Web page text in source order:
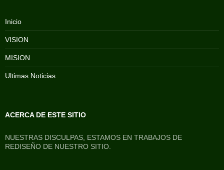
Inicio
VISION
MISION
Ultimas Noticias
ACERCA DE ESTE SITIO
NUESTRAS DISCULPAS, ESTAMOS EN TRABAJOS DE
REDISEÑO DE NUESTRO SITIO.